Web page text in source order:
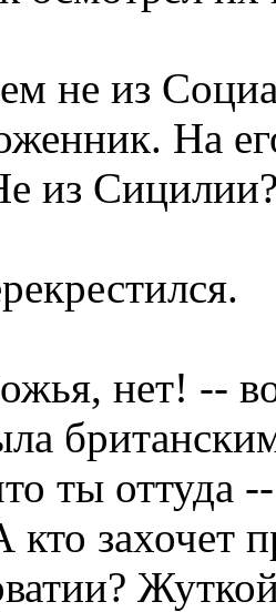
не из
На
из
нет! --
ты оттуда
захочет